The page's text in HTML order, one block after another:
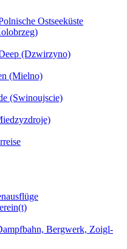
Ostseeküste
(Dzwirzyno)
(Mielno)
(Swinoujscie)
Bergwerk, Zoigl-